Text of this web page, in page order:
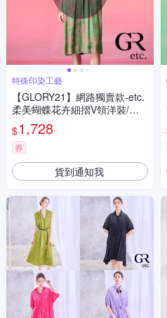
特殊印染工藝
【GLORY21】網路獨賣款-etc.
柔美蝴蝶花卉細摺V領洋裝/連
身裙-果綠
$1,728
券
貨到通知我